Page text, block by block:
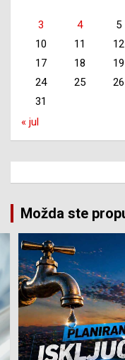
3
4 5
10
11 12
17
18 19
24
25 26
31
« jul
Možda ste